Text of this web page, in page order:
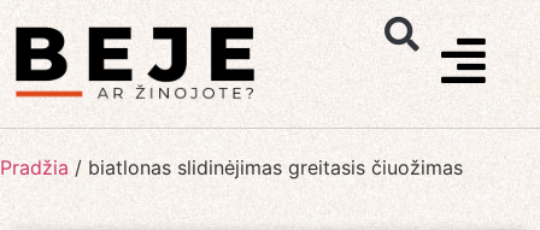
Pradžia / biatlonas slidinėjimas greitasis čiuožimas